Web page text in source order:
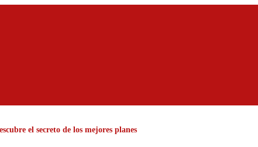
el secreto de los mejores planes